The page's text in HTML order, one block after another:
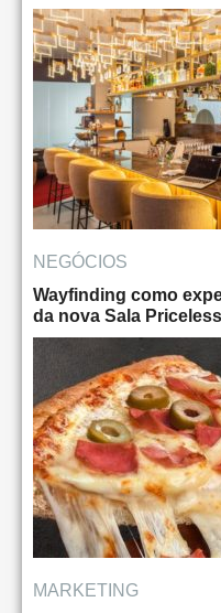
NEGÓCIOS
Wayfinding como
da nova Sala
MARKETING